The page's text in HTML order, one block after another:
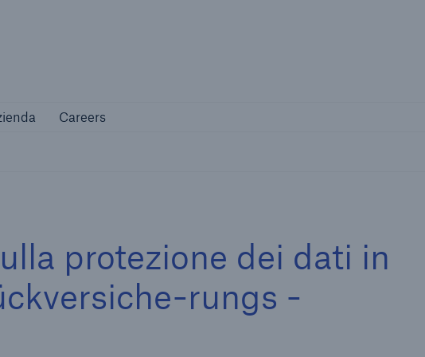
Careers
protezione dei dati in
rungs -